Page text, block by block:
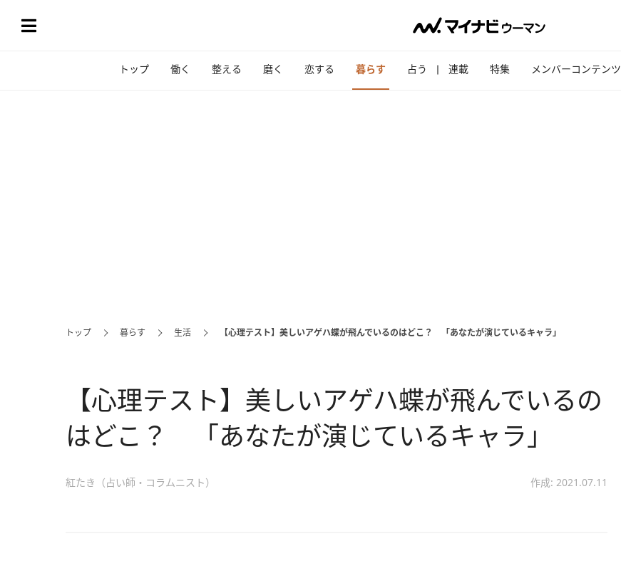
トップ 働く 整える 磨く 恋する 暮らす 占う 連載 特集 メンバーコンテンツ
トップ 暮らす 生活 【心理テスト】美しいアゲハ蝶が飛んでいるのはどこ？ 「あなたが演じているキャラ」
【心理テスト】美しいアゲハ蝶が飛んでいるの
はどこ？ 「あなたが演じているキャラ」
紅たき（占い師・コラムニスト） 作成: 2021.07.11